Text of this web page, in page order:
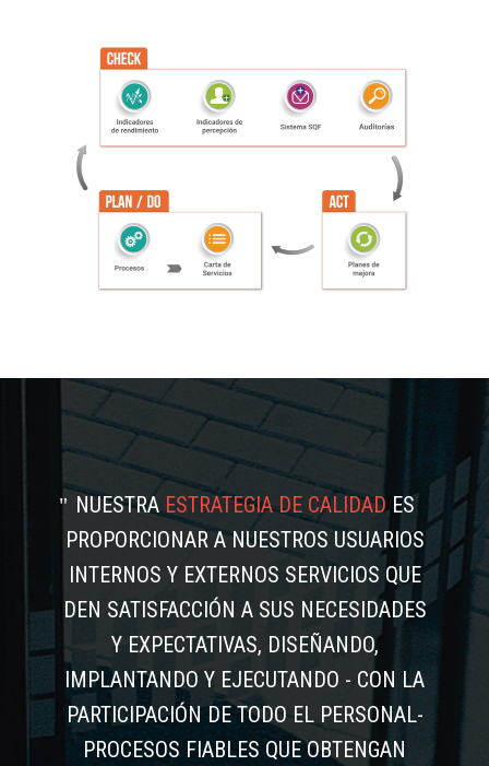
NUESTRAESTRATEGIA DE CALIDADES
PROPORCIONAR A NUESTROS USUARIOS
INTERNOS Y EXTERNOS SERVICIOS QUE
DEN SATISFACCIÓN A SUS NECESIDADES
Y EXPECTATIVAS, DISEÑANDO,
IMPLANTANDO Y EJECUTANDO - CON LA
PARTICIPACIÓN DE TODO EL PERSONAL-
PROCESOS FIABLES QUE OBTENGAN